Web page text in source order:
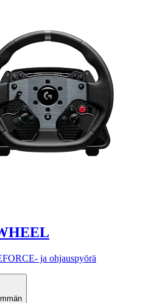
ja ohjauspyörä